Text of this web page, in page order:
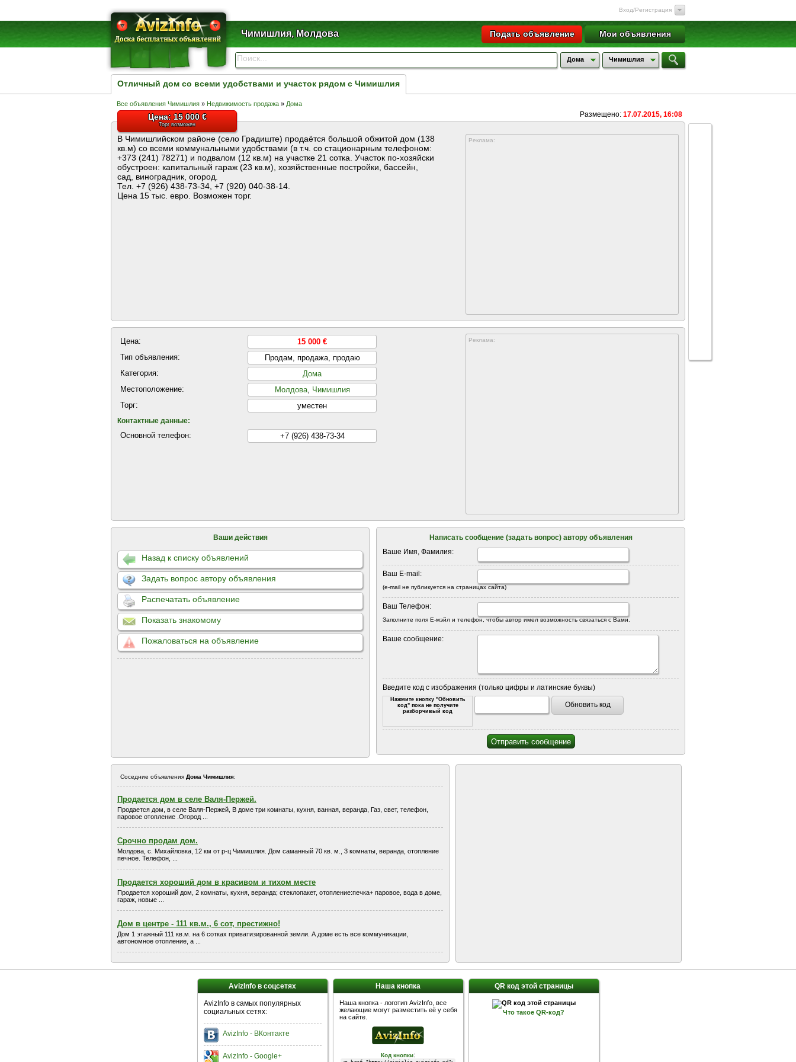
Вход/Регистрация
Чимишлия, Молдова Мои объявления
Подать объявление
Дома Чимишлия
Отличный дом со всеми удобствами и участок рядом с Чимишлия
Все объявления Чимишлия » Недвижимость продажа » Дома
Размещено: 17.07.2015, 16:08
Цена: 15 000 €
Торг возможен
Реклама:
В Чимишлийском районе (село Градиште) продаётся большой обжитой дом (138
кв.м) со всеми коммунальными удобствами (в т.ч. со стационарным телефоном:
+373 (241) 78271) и подвалом (12 кв.м) на участке 21 сотка. Участок по-хозяйски
обустроен: капитальный гараж (23 кв.м), хозяйственные постройки, бассейн,
сад, виноградник, огород.
Тел. +7 (926) 438-73-34, +7 (920) 040-38-14.
Цена 15 тыс. евро. Возможен торг.
Цена:
15 000 €
Тип объявления:
Продам, продажа, продаю
Категория:
Дома
Местоположение:
Молдова, Чимишлия
Торг:
уместен
Контактные данные:
Основной телефон: +7 (926) 438-73-34
Реклама:
Ваши действия
Назад к списку объявлений
Задать вопрос автору объявления
Распечатать объявление
Показать знакомому
Пожаловаться на объявление
Написать сообщение (задать вопрос) автору объявления
Ваше Имя, Фамилия:
Ваш E-mail:
(e-mail не публикуется на страницах сайта)
Ваш Телефон:
Заполните поля Е-мэйл и телефон, чтобы автор имел возможность связаться с Вами.
Ваше сообщение:
Введите код с изображения (только цифры и латинские буквы)
Нажмите кнопку "Обновить
код" пока не получите
разборчивый код
Обновить код
Соседние объявления Дома Чимишлия:
Продается дом в селе Валя-Пержей.
Продается дом, в селе Валя-Пержей, В доме три комнаты, кухня, ванная, веранда, Газ, свет, телефон,
паровое отопление .Огород ...
Срочно продам дом.
Молдова, с. Михайловка, 12 км от р-ц Чимишлия. Дом саманный 70 кв. м., 3 комнаты, веранда, отопление
печное. Телефон, ...
Продается хороший дом в красивом и тихом месте
Продается хороший дом, 2 комнаты, кухня, веранда; стеклопакет, отопление:печка+ паровое, вода в доме,
гараж, новые ...
Дом в центре - 111 кв.м., 6 сот, престижно!
Дом 1 этажный 111 кв.м. на 6 сотках приватизированной земли. А доме есть все коммуникации,
автономное отопление, а ...
AvizInfo в соцсетях
AvizInfo в самых популярных
социальных сетях:
AvizInfo - ВКонтакте
AvizInfo - Google+
Наша кнопка
Наша кнопка - логотип AvizInfo, все
желающие могут разместить её у себя
на сайте.
Код кнопки:
QR код этой страницы
Что такое QR-код?